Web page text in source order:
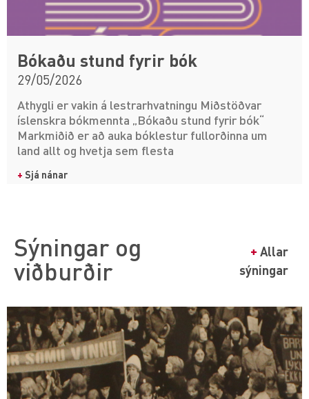
Bókaðu stund fyrir bók
29/05/2026
Athygli er vakin á lestrarhvatningu Miðstöðvar
íslenskra bókmennta „Bókaðu stund fyrir bók“
Markmiðið er að auka bóklestur fullorðinna um
land allt og hvetja sem flesta
+ Sjá nánar
Sýningar og
viðburðir
+ Allar
sýningar